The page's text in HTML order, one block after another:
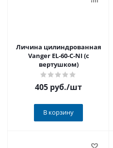
Личина цилиндрованная
Vanger EL-60-С-NI (с
вертушком)
405 руб./шт
В корзину